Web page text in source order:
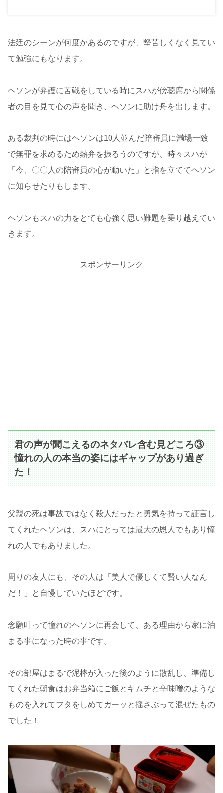
法廷のシーンが何度かあるのですが、堅苦しくなく見てい
て勉強にもなります。
ヘソンが弁護に苦戦をしている時にスハが傍聴席から関係
者の目を見て心の声を聞き、ヘソンに助け舟を出します。
ある裁判の時にはヘソンは10人並んだ陪審員に満場一致
で無罪を求めるため熱弁を振るうのですが、時々スハが
「今、〇〇人の陪審員の心が動いた」と指を立ててヘソン
に知らせたりもします。
ヘソンもスハの力をとても心強く思い難題を乗り越えてい
きます。
スポンサーリンク
君の声が聞こえるのネタバレ含む見どころ③
憧れの人の本当の姿にはギャップがあり過ぎ
た！
父親の死は事故ではなく殺人だったと勇気を持って証言し
てくれたヘソンは、スハにとっては最大の恩人でもあり憧
れの人でもありました。
周りの友人にも、その人は「美人で優しくて賢い人なん
だ！」と自慢していたほどです。
念願叶って憧れのヘソンに再会して、ある理由から家に泊
まる事になった時の事です。
その部屋はまるで泥棒が入った後のように散乱し、準備し
てくれた朝食はお弁当箱にご飯とキムチと辛味噌のような
ものを入れてフタをしめてガーッと揺さぶって混ぜたもの
でした！